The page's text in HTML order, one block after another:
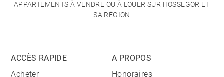
APPARTEMENTS À VENDRE OU À LOUER SUR HOSSEGOR ET
SA RÉGION
ACCÈS RAPIDE
Acheter
A PROPOS
Honoraires